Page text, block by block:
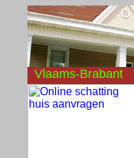
Vlaams-Brabant